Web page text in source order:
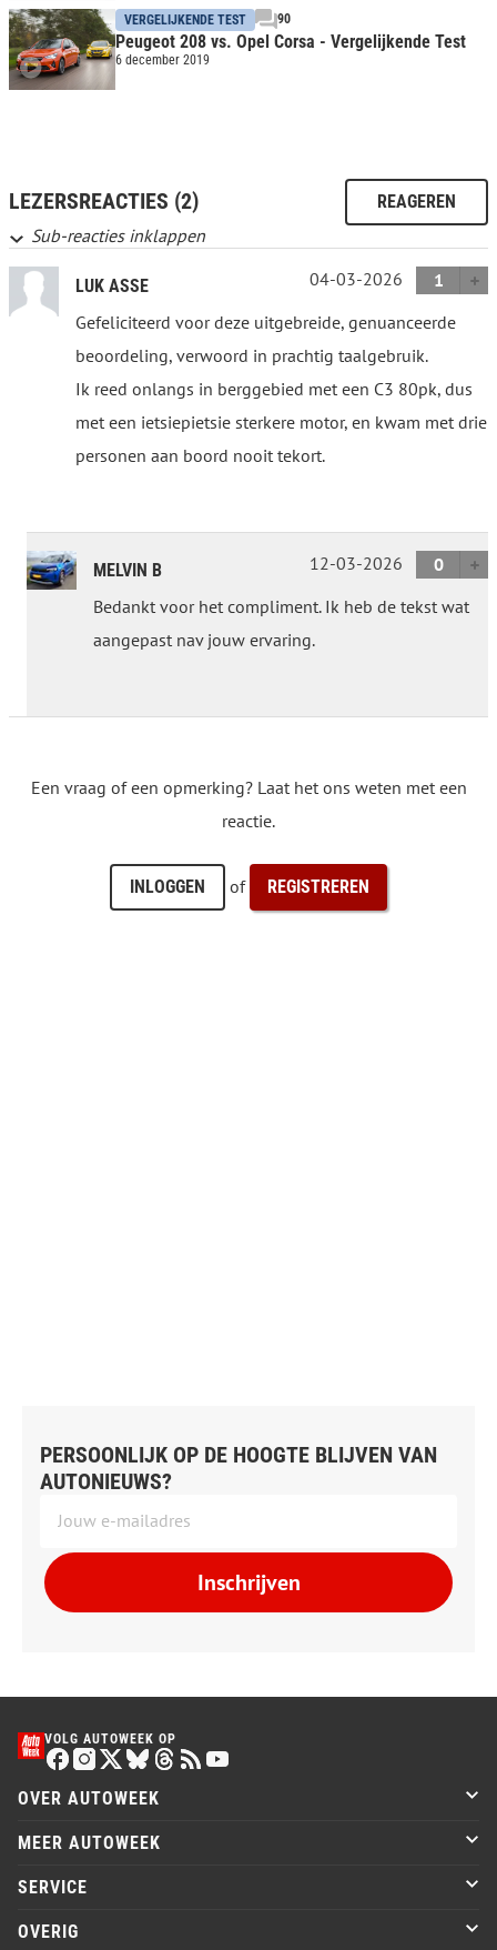
VERGELIJKENDE TEST
90
Peugeot 208 vs. Opel Corsa - Vergelijkende Test
6 december 2019
LEZERSREACTIES (2) REAGEREN
Sub-reacties inklappen
LUK ASSE 04-03-2026
1
Gefeliciteerd voor deze uitgebreide, genuanceerde
beoordeling, verwoord in prachtig taalgebruik.
Ik reed onlangs in berggebied met een C3 80pk, dus
met een ietsiepietsie sterkere motor, en kwam met drie
personen aan boord nooit tekort.
MELVIN B 12-03-2026
0
Bedankt voor het compliment. Ik heb de tekst wat
aangepast nav jouw ervaring.
Een vraag of een opmerking? Laat het ons weten met een
reactie.
INLOGGEN of REGISTREREN
PERSOONLIJK OP DE HOOGTE BLIJVEN VAN
AUTONIEUWS?
Inschrijven
VOLG AUTOWEEK OP
OVER AUTOWEEK
MEER AUTOWEEK
SERVICE
OVERIG